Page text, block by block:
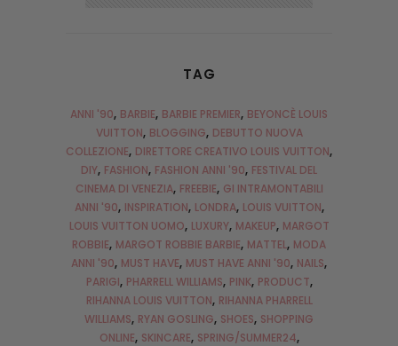
TAG
ANNI '90 BARBIE BARBIE PREMIER BEYONCÈ LOUIS
VUITTON BLOGGING DEBUTTO NUOVA
COLLEZIONE DIRETTORE CREATIVO LOUIS VUITTON
DIY FASHION FASHION ANNI '90 FESTIVAL DEL
CINEMA DI VENEZIA FREEBIE GI INTRAMONTABILI
ANNI '90 INSPIRATION LONDRA LOUIS VUITTON
LOUIS VUITTON UOMO LUXURY MAKEUP MARGOT
ROBBIE MARGOT ROBBIE BARBIE MATTEL MODA
ANNI '90 MUST HAVE MUST HAVE ANNI '90 NAILS
PARIGI PHARRELL WILLIAMS PINK PRODUCT
RIHANNA LOUIS VUITTON RIHANNA PHARRELL
WILLIAMS RYAN GOSLING SHOES SHOPPING
ONLINE SKINCARE SPRING/SUMMER24